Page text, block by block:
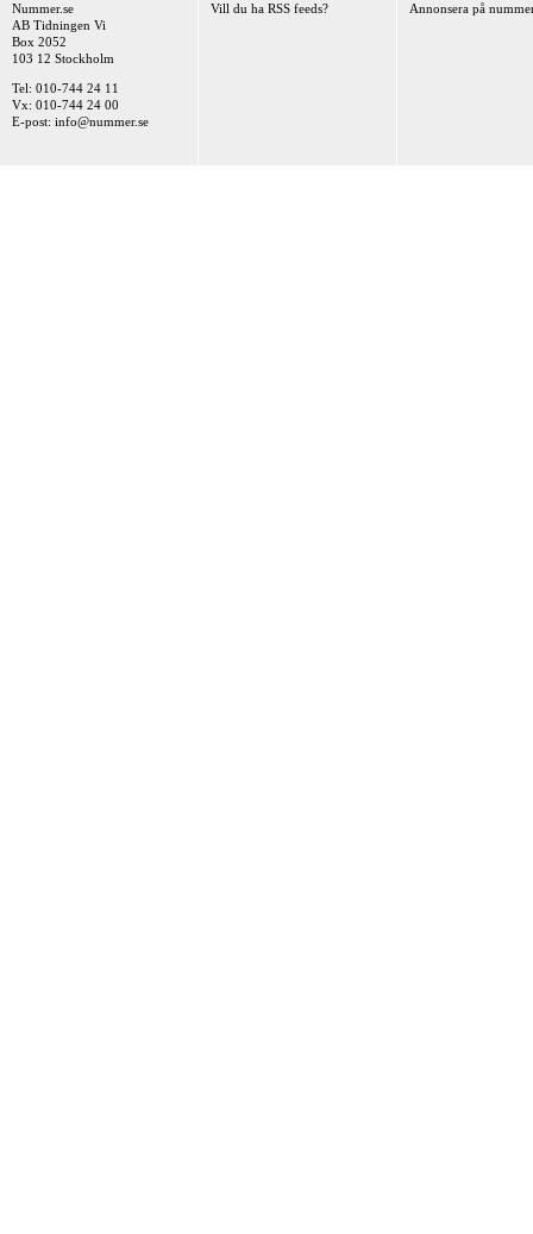
Nummer.se
AB Tidningen Vi
Box 2052
103 12 Stockholm
Tel: 010-744 24 11
Vx: 010-744 24 00
E-post: info@nummer.se
Vill du ha RSS feeds? Annonsera på